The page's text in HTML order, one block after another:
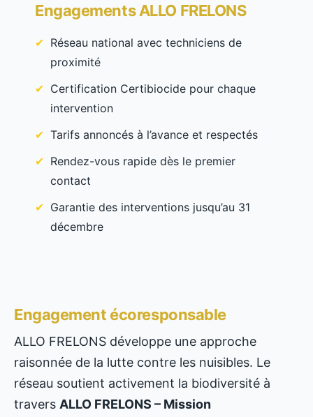
Engagements ALLO FRELONS
Réseau national avec techniciens de
proximité
Certification Certibiocide pour chaque
intervention
Tarifs annoncés à l’avance et respectés
Rendez-vous rapide dès le premier
contact
Garantie des interventions jusqu’au 31
décembre
Engagement écoresponsable
ALLO FRELONS développe une approche
raisonnée de la lutte contre les nuisibles. Le
réseau soutient activement la biodiversité à
travers ALLO FRELONS – Mission